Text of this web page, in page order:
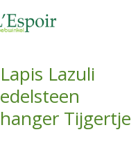
Lapis Lazuli
edelsteen
hanger Tijgertje